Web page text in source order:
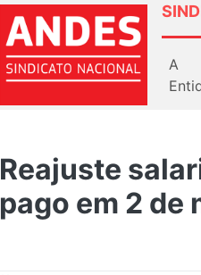
A
Reajuste
pago em 2 de